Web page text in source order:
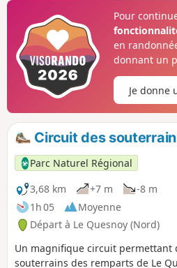
Pour
en
donnant un
Je donne
Circuit des
Parc Naturel Régional
3,68 km
+7 m
-8 m
1h 05
Moyenne
Départ à Le Quesnoy (Nord)
Un magnifique circuit permettant
souterrains des remparts de Le